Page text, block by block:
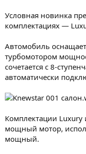
Условная новинка
комплектациях —
Автомобиль
турбомотором
сочетается с 8-
автоматически
Комплектации Luxury
мощный мотор,
мощный.